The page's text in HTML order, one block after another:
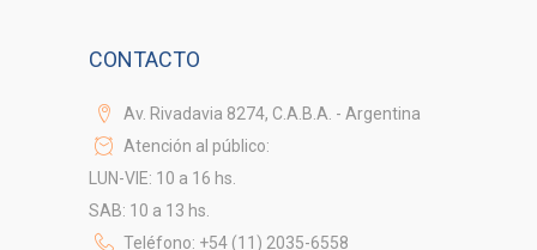
CONTACTO
Av. Rivadavia 8274, C.A.B.A. - Argentina
Atención al público:
LUN-VIE: 10 a 16 hs.
SAB: 10 a 13 hs.
Teléfono: +54 (11) 2035-6558